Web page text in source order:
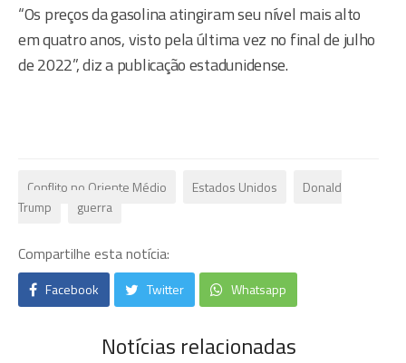
“Os preços da gasolina atingiram seu nível mais alto
em quatro anos, visto pela última vez no final de julho
de 2022”, diz a publicação estadunidense.
Conflito no Oriente Médio Estados Unidos
Donald
Trump
guerra
Compartilhe esta notícia:
Facebook Twitter Whatsapp
Notícias relacionadas